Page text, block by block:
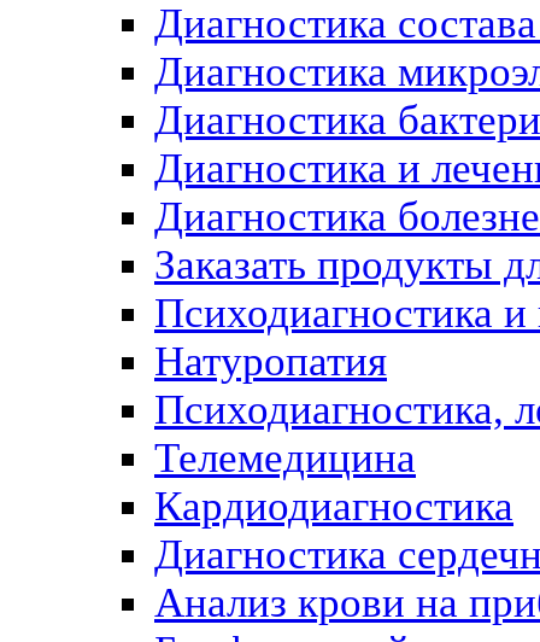
Диагностика
Диагностика
Диагностика
Диагностика и
Диагностика
Заказать продукты
Психодиагностика
Натуропатия
Психодиагностика,
Телемедицина
Кардиодиагностика
Диагностика
Анализ крови на